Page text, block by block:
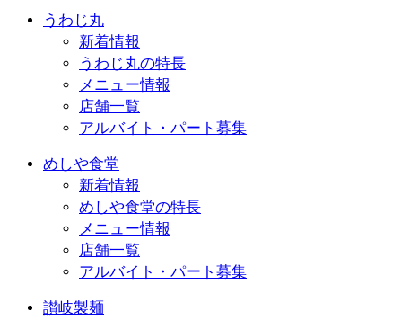
うわじ丸
新着情報
うわじ丸の特長
メニュー情報
店舗一覧
アルバイト・パート募集
めしや食堂
新着情報
めしや食堂の特長
メニュー情報
店舗一覧
アルバイト・パート募集
讃岐製麺